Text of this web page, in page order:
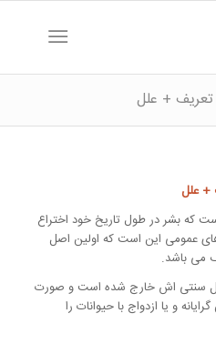
تعریف + علل
+ علل
که بشر در طول تاریخ خود اختراع
عمومی این است که اولین اصل
می باشد.
سنتی اش خارج شده است و صورت
و یا ازدواج با حیوانات را